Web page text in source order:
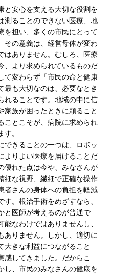
と安心を支える大切な役割を
測ることのできない医療、地
を担い、多くの市民にとって
その意義は、経営母体が変わ
はありません。むしろ、医療
、より求められているものだ
て変わらず「市民の命と健康
最も大切なのは、必要なとき
れることです。地域の中に信
家族が困ったときに頼ること
ことこそが、病院に求められ
。
できることの一つは、ロボッ
よりよい医療を届けることだ
優れた点は今や、みなさんが
細な視野、繊細で正確な操作
者さんの身体への負担を軽減
。根治手術をめざすなら、
と医師が考えるのが普通で
なわけではありませんし、
ありません。しかし、適切に
大きな利益につながること
感してきました。だからこ
し、市民のみなさんの健康を